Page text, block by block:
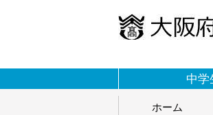
中学
ホーム